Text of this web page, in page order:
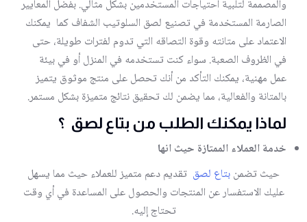
والمصممة لتلبية احتياجات المستخدمين بشكل مثالي. بفضل المعايير
الصارمة المستخدمة في تصنيع لصق السلوتيب الشفاف كما يمكنك
الاعتماد على متانته وقوة التصاقه التي تدوم لفترات طويلة، حتى
في الظروف الصعبة. سواء كنت تستخدمه في المنزل أو في بيئة
عمل مهنية، يمكنك التأكد من أنك تحصل على منتج موثوق يتميز
بالمتانة والفعالية، مما يضمن لك تحقيق نتائج متميزة بشكل مستمر.
لماذا يمكنك الطلب من بتاع لصق ؟
خدمة العملاء الممتازة حيث انها
حيث تضمنبتاع لصق تقديم دعم متميز للعملاء حيث مما يسهل
عليك الاستفسار عن المنتجات والحصول على المساعدة في أي وقت
تحتاج إليه.